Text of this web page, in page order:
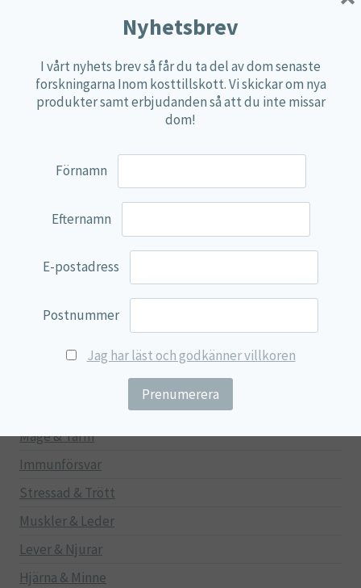
Övriga kosttillskott
100% Natural
Reviva Nutrition
Svenska Örtmedicinska Institutet
Green Trade
Mage & Tarm
Immunförsvar
Stressad & Trött
Muskler & Leder
Lever & Njurar
Hjärna & Minne
Nyhetsbrev
I vårt nyhets brev så får du ta del av dom senaste
forskningarna Inom kosttillskott. Vi skickar om nya
produkter samt erbjudanden så att du inte missar
dom!
Förnamn
Efternamn
E-postadress
Postnummer
Jag har läst och godkänner villkoren